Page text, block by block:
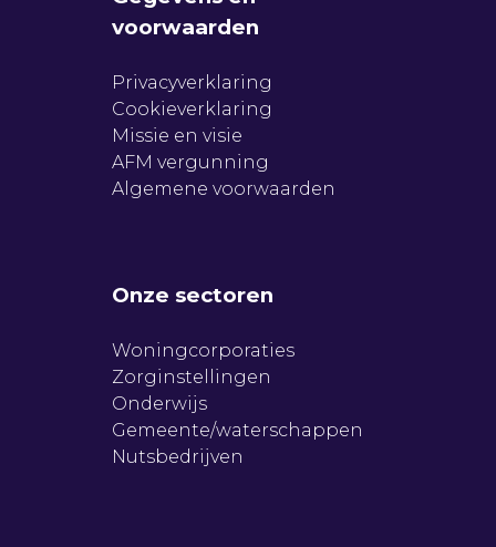
voorwaarden
Privacyverklaring
Cookieverklaring
Missie en visie
AFM vergunning
Algemene voorwaarden
Onze sectoren
Woningcorporaties
Zorginstellingen
Onderwijs
Gemeente/waterschappen
Nutsbedrijven